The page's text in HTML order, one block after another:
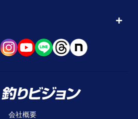
会社概要